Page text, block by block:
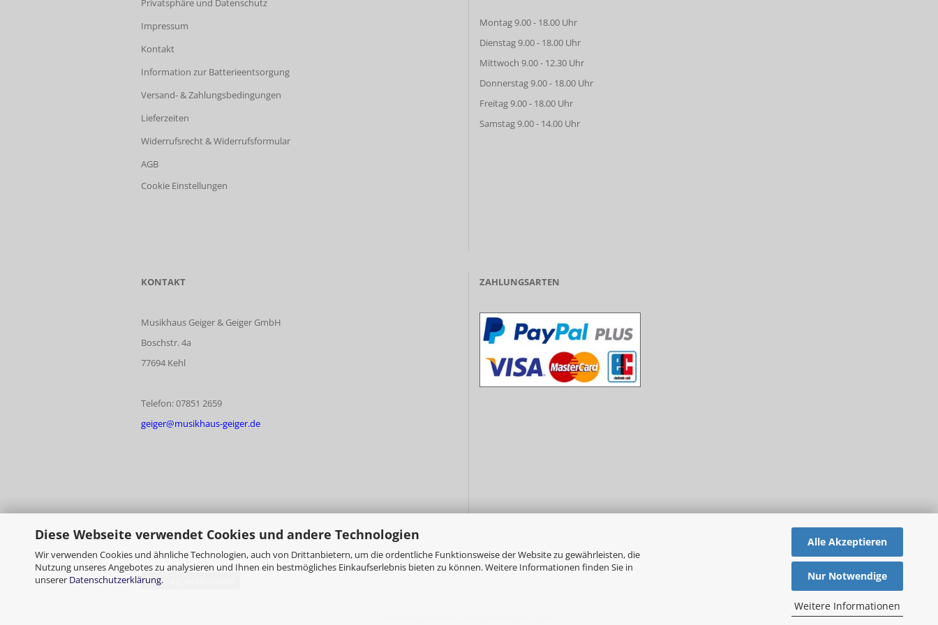
Diese Webseite verwendet Cookies und andere Technologien
Wir verwenden Cookies und ähnliche Technologien, auch von Drittanbietern, um die ordentliche Funktionsweise der Website zu gewährleisten, die
Nutzung unseres Angebotes zu analysieren und Ihnen ein bestmögliches Einkaufserlebnis bieten zu können. Weitere Informationen finden Sie in
unserer Datenschutzerklärung.
Alle Akzeptieren
Nur Notwendige
Weitere Informationen
Privatsphäre und Datenschutz
Impressum
Kontakt
Information zur Batterieentsorgung
Versand- & Zahlungsbedingungen
Lieferzeiten
Widerrufsrecht & Widerrufsformular
AGB
Cookie Einstellungen
Montag 9.00 - 18.00 Uhr
Dienstag 9.00 - 18.00 Uhr
Mittwoch 9.00 - 12.30 Uhr
Donnerstag 9.00 - 18.00 Uhr
Freitag 9.00 - 18.00 Uhr
Samstag 9.00 - 14.00 Uhr
KONTAKT
Musikhaus Geiger & Geiger GmbH
Boschstr. 4a
77694 Kehl
Telefon: 07851 2659
geiger@musikhaus-geiger.de
ZAHLUNGSARTEN
Vertrag widerrufen